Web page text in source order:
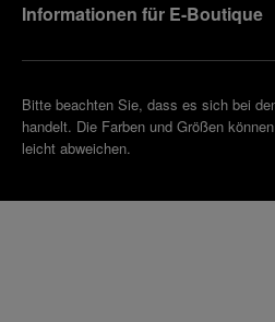
Informationen für E-Boutique
Bitte beachten Sie, dass es sich bei
handelt. Die Farben und Größen
leicht abweichen.